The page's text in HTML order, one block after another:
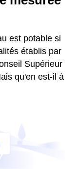
est potable si
établis par
Supérieur
qu'en est-il à